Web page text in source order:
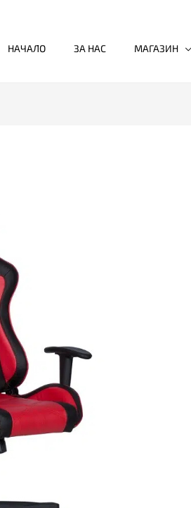
НАЧАЛО ЗА НАС МАГАЗИН